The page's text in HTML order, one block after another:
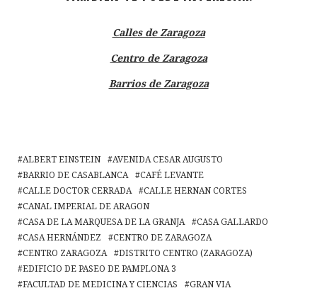
Calles de Zaragoza
Centro de Zaragoza
Barrios de Zaragoza
ALBERT EINSTEIN
AVENIDA CESAR AUGUSTO
BARRIO DE CASABLANCA
CAFÉ LEVANTE
CALLE DOCTOR CERRADA
CALLE HERNAN CORTES
CANAL IMPERIAL DE ARAGON
CASA DE LA MARQUESA DE LA GRANJA
CASA GALLARDO
CASA HERNÁNDEZ
CENTRO DE ZARAGOZA
CENTRO ZARAGOZA
DISTRITO CENTRO (ZARAGOZA)
EDIFICIO DE PASEO DE PAMPLONA 3
FACULTAD DE MEDICINA Y CIENCIAS
GRAN VIA